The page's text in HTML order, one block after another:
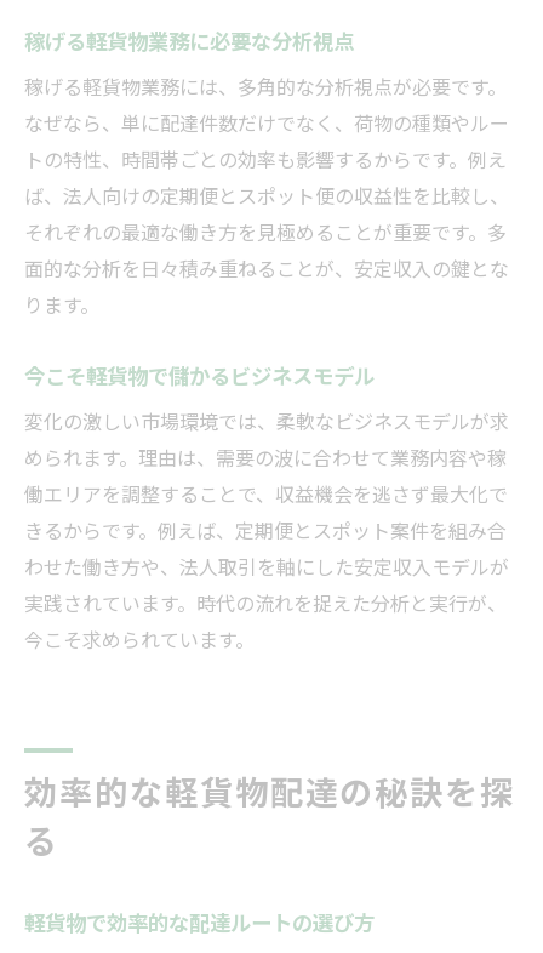
軽貨物配達で失敗しない工夫と注意点
軽貨物分析で月収を安定させるコツ
利益率を保つ軽貨物運送のポイント
軽貨物レンタル料金の見極め方と選択
配達効率アップで月収確保を狙う方法
軽貨物運送業で収益安定を実現する分析
軽貨物で安全運転と利益を両立する秘訣
軽貨物配達の安全性と収益性のバランス
安全運転が軽貨物収益に与える影響分析
軽貨物業務でやってはいけない注意点
安全意識を高める軽貨物運送の分析視点
持続可能な軽貨物経営のための実践策
稼げる軽貨物業務に必要な分析視点
稼げる軽貨物業務には、多角的な分析視点が必要です。
なぜなら、単に配達件数だけでなく、荷物の種類やルー
トの特性、時間帯ごとの効率も影響するからです。例え
ば、法人向けの定期便とスポット便の収益性を比較し、
それぞれの最適な働き方を見極めることが重要です。多
面的な分析を日々積み重ねることが、安定収入の鍵とな
ります。
今こそ軽貨物で儲かるビジネスモデル
変化の激しい市場環境では、柔軟なビジネスモデルが求
められます。理由は、需要の波に合わせて業務内容や稼
働エリアを調整することで、収益機会を逃さず最大化で
きるからです。例えば、定期便とスポット案件を組み合
わせた働き方や、法人取引を軸にした安定収入モデルが
実践されています。時代の流れを捉えた分析と実行が、
今こそ求められています。
効率的な軽貨物配達の秘訣を探
る
軽貨物で効率的な配達ルートの選び方